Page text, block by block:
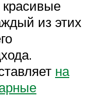
из этих
на